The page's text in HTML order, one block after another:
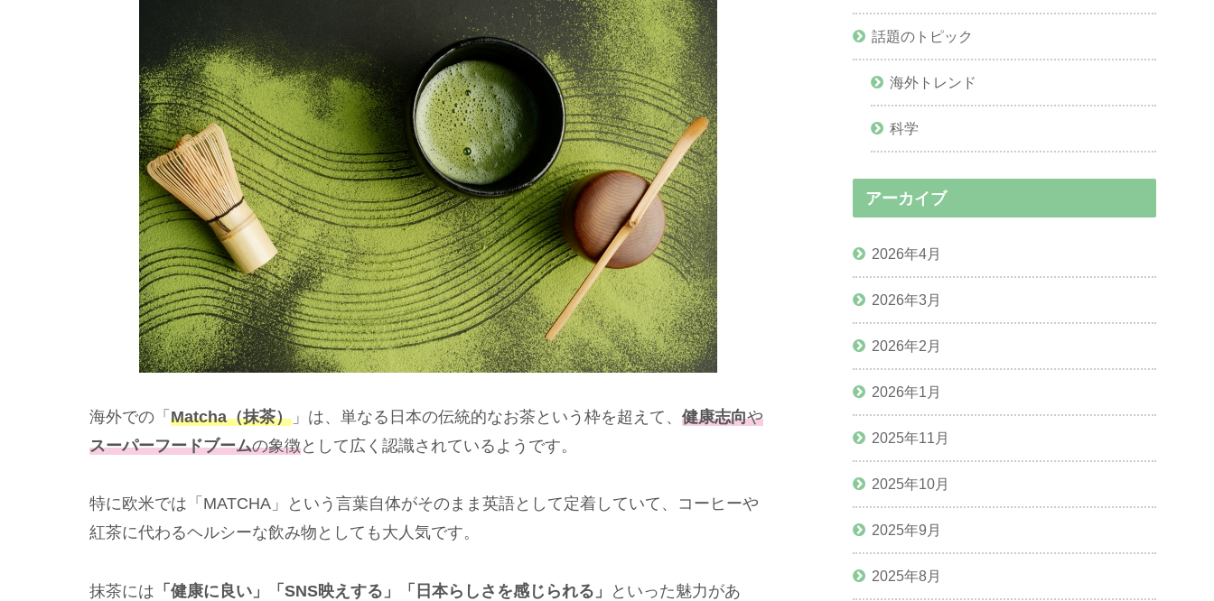
海外での「 Matcha（抹茶） 」は、単なる日本の伝統的なお茶という枠を超えて、 健康志向や
スーパーフードブームの象徴として広く認識されているようです。
特に欧米では「MATCHA」という言葉自体がそのまま英語として定着していて、コーヒーや
紅茶に代わるヘルシーな飲み物としても大人気です。
抹茶には 「健康に良い」「SNS映えする」「日本らしさを感じられる」
といった魅力があ
話題のトピック
海外トレンド
科学
アーカイブ
2026年4月
2026年3月
2026年2月
2026年1月
2025年11月
2025年10月
2025年9月
2025年8月